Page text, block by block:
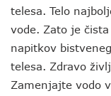
telesa. Telo
vode. Zato je
napitkov
telesa. Zdravo
Zamenjajte vodo